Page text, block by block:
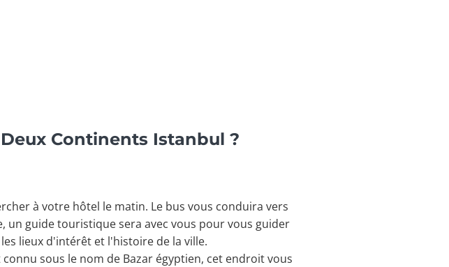
Continents Istanbul ?
à votre hôtel le matin. Le bus vous conduira vers
guide touristique sera avec vous pour vous guider
lieux d'intérêt et l'histoire de la ville.
sous le nom de Bazar égyptien, cet endroit vous